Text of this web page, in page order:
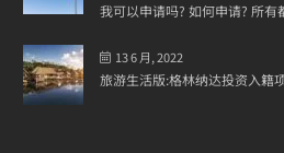
我可以申请吗? 如何申请? 所有
13 6 月, 2022
旅游生活版:格林纳达投资入籍